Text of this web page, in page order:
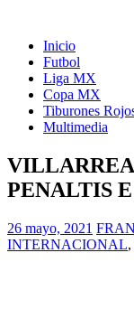
Inicio
Futbol
Liga MX
Copa MX
Tiburones
Multimedia
PENALTIS
26 mayo, 2021
INTERNACIONAL,